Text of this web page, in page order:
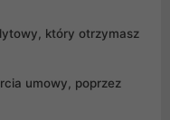
który otrzymasz
umowy, poprzez